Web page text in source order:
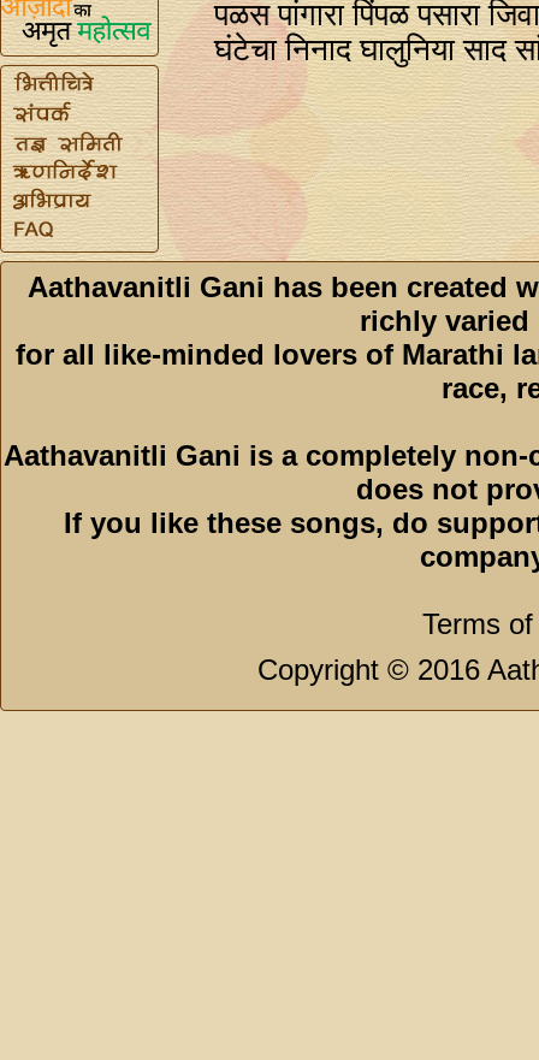
पळस पांगारा पिंपळ पसारा
घंटेचा निनाद घालुनिया साद
Aathavanitli Gani has been created
richly varied
for all like-minded lovers of Marathi
race,
Aathavanitli Gani is a completely
does not
If you like these songs, do
Terms
Copyright © 2016